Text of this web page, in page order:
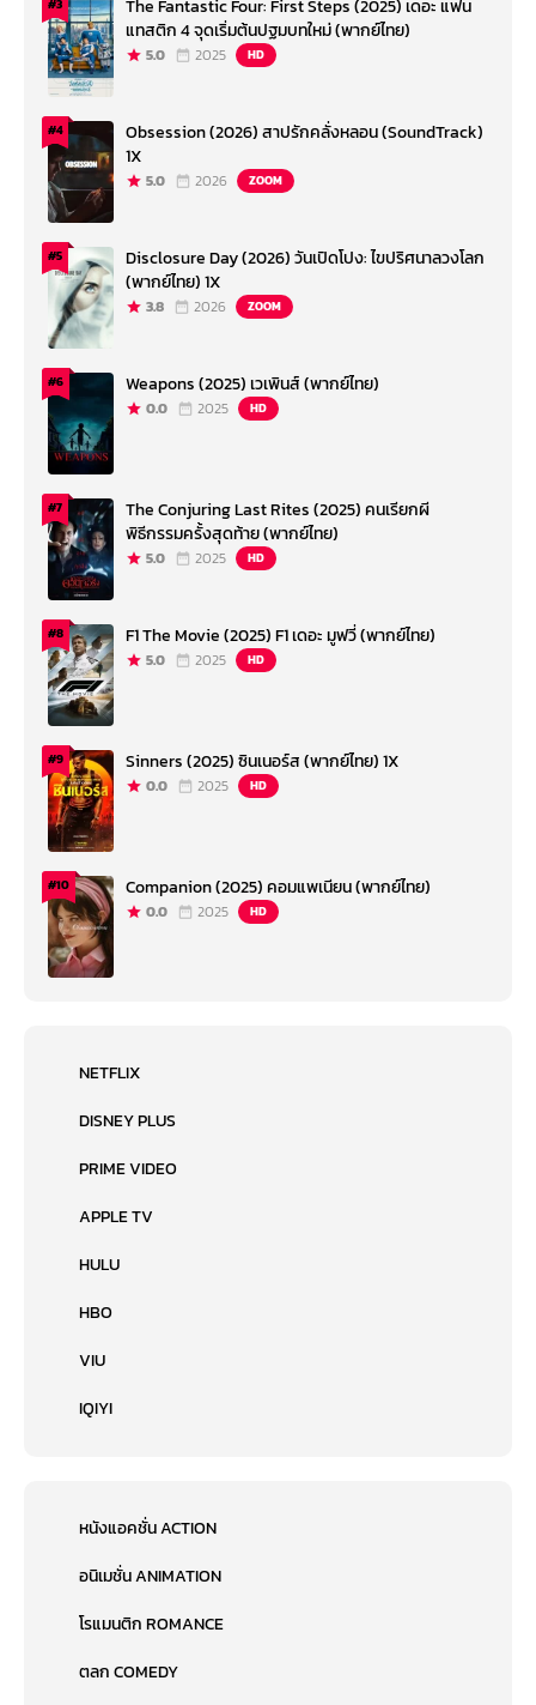
#3
The Fantastic Four: First Steps (2025) เดอะ แฟน
แทสติก 4 จุดเริ่มต้นปฐมบทใหม่ (พากย์ไทย)
5.0 2025 HD
#4
Obsession (2026) สาปรักคลั่งหลอน (SoundTrack)
1X
5.0 2026 ZOOM
#5
Disclosure Day (2026) วันเปิดโปง: ไขปริศนาลวงโลก
(พากย์ไทย) 1X
3.8 2026 ZOOM
#6 Weapons (2025) เวเพินส์ (พากย์ไทย)
0.0 2025 HD
#7
The Conjuring Last Rites (2025) คนเรียกผี
พิธีกรรมครั้งสุดท้าย (พากย์ไทย)
5.0 2025 HD
#8 F1 The Movie (2025) F1 เดอะ มูฟวี่ (พากย์ไทย)
5.0 2025 HD
#9 Sinners (2025) ซินเนอร์ส (พากย์ไทย) 1X
0.0 2025 HD
#10 Companion (2025) คอมแพเนียน (พากย์ไทย)
0.0 2025 HD
NETFLIX
DISNEY PLUS
PRIME VIDEO
APPLE TV
HULU
HBO
VIU
IQIYI
หนังแอคชั่น ACTION
อนิเมชั่น ANIMATION
โรแมนติก ROMANCE
ตลก COMEDY